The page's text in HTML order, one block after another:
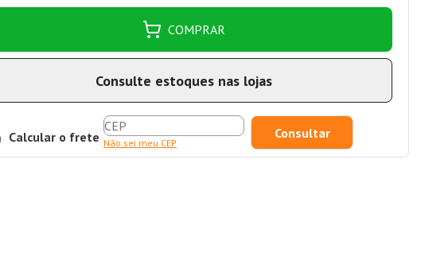
COMPRAR
Consulte estoques nas lojas
Calcular o frete Não sei meu CEP